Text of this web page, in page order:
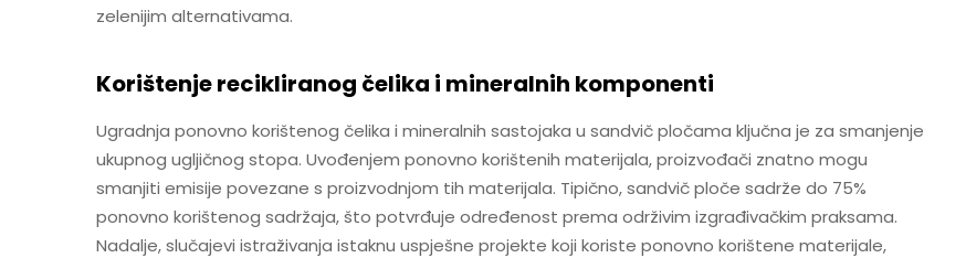
zelenijim alternativama.
Korištenje recikliranog čelika i mineralnih komponenti
Ugradnja ponovno korištenog čelika i mineralnih sastojaka u sandvič pločama ključna je za smanjenje
ukupnog ugljičnog stopa. Uvođenjem ponovno korištenih materijala, proizvođači znatno mogu
smanjiti emisije povezane s proizvodnjom tih materijala. Tipično, sandvič ploče sadrže do 75%
ponovno korištenog sadržaja, što potvrđuje određenost prema održivim izgrađivačkim praksama.
Nadalje, slučajevi istraživanja istaknu uspješne projekte koji koriste ponovno korištene materijale,